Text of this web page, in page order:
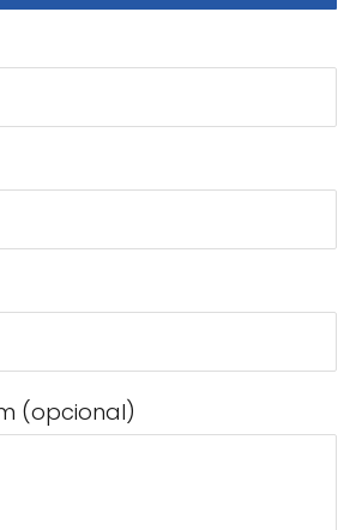
(opcional)